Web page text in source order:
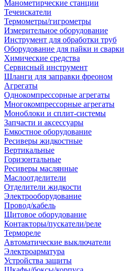
Манометирческие станции
Течеискатели
Термометры/гигрометры
Измерительное оборудование
Инструмент для обработки труб
Оборудование для пайки и сварки
Химические средства
Сервисный инструмент
Шланги для заправки фреоном
Агрегаты
Однокомпрессорные агрегаты
Многокомпрессорные агрегаты
Моноблоки и сплит-системы
Запчасти и аксессуары
Емкостное оборудование
Ресиверы жидкостные
Вертикальные
Горизонтальные
Ресиверы маслянные
Маслоотделители
Отделители жидкости
Электрооборудование
Провод/кабель
Щитовое оборудование
Контакторы/пускатели/реле
Термореле
Автоматические выключатели
Электроарматура
Устройства защиты